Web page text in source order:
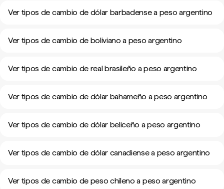
Ver tipos de cambio de dólar barbadense a peso argentino
Ver tipos de cambio de boliviano a peso argentino
Ver tipos de cambio de real brasileño a peso argentino
Ver tipos de cambio de dólar bahameño a peso argentino
Ver tipos de cambio de dólar beliceño a peso argentino
Ver tipos de cambio de dólar canadiense a peso argentino
Ver tipos de cambio de peso chileno a peso argentino